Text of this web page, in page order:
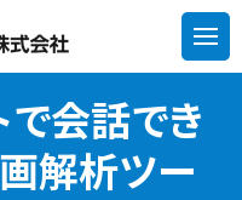
で会話でき
解析ツー